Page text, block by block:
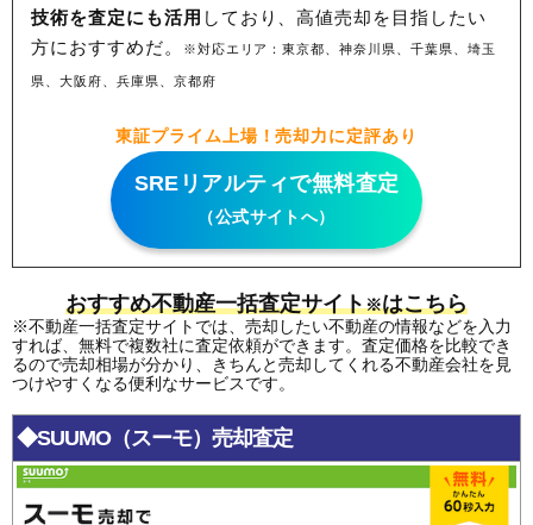
技術を査定にも活用 しており、高値売却を目指したい
方におすすめだ。
※対応エリア：東京都、神奈川県、千葉県、埼玉
県、大阪府、兵庫県、京都府
東証プライム上場！売却力に定評あり
SREリアルティで無料査定
（公式サイトへ）
おすすめ不動産一括査定サイト※はこちら
※不動産一括査定サイトでは、売却したい不動産の情報などを入力
すれば、無料で複数社に査定依頼ができます。査定価格を比較でき
るので売却相場が分かり、きちんと売却してくれる不動産会社を見
つけやすくなる便利なサービスです。
◆SUUMO（スーモ）売却査定